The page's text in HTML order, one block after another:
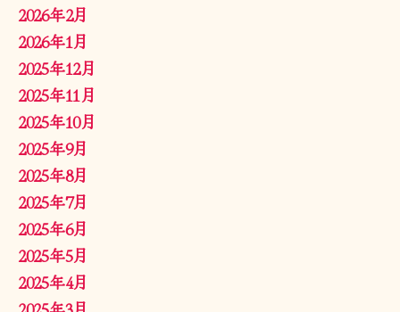
2026年2月
2026年1月
2025年12月
2025年11月
2025年10月
2025年9月
2025年8月
2025年7月
2025年6月
2025年5月
2025年4月